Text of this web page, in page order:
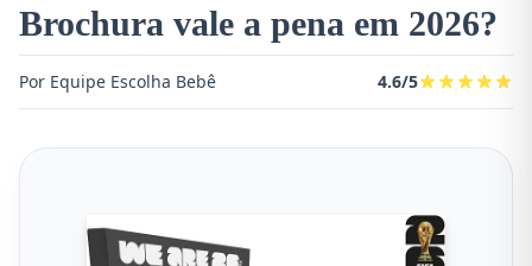
Brochura vale a pena em 2026?
Por Equipe Escolha Bebê 4.6/5